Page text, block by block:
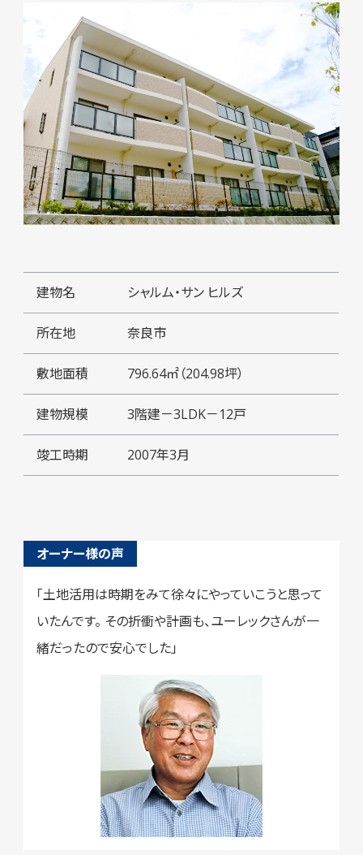
建物名 シャルム・サン ヒルズ
所在地 奈良市
敷地面積 796.64㎡（204.98坪）
建物規模 3階建－3LDK－12戸
竣工時期 2007年3月
オーナー様の声
「土地活用は時期をみて徐々にやっていこうと思って
いたんです。 その折衝や計画も、ユーレックさんが一
緒だったので安心でした」